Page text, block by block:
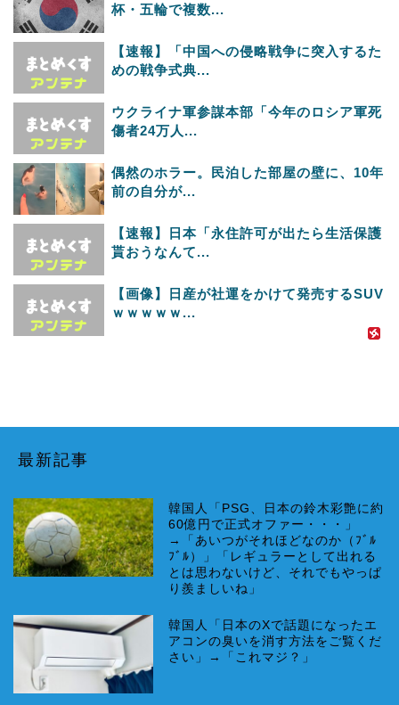
杯・五輪で複数...
【速報】「中国への侵略戦争に突入するた
めの戦争式典...
ウクライナ軍参謀本部「今年のロシア軍死
傷者24万人...
偶然のホラー。民泊した部屋の壁に、10年
前の自分が...
【速報】日本「永住許可が出たら生活保護
貰おうなんて...
【画像】日産が社運をかけて発売するSUV
ｗｗｗｗｗ...
最新記事
韓国人「PSG、日本の鈴木彩艶に約
60億円で正式オファー・・・」
→「あいつがそれほどなのか（ﾌﾞﾙ
ﾌﾞﾙ）」「レギュラーとして出れる
とは思わないけど、それでもやっぱ
り羨ましいね」
韓国人「日本のXで話題になったエ
アコンの臭いを消す方法をご覧くだ
さい」→「これマジ？」